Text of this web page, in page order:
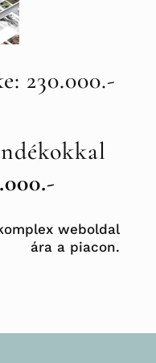
230.000.-
.000.-
weboldal
ára a piacon.